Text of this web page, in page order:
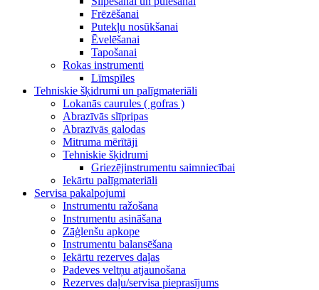
Frēzēšanai
Putekļu nosūkšanai
Ēvelēšanai
Tapošanai
Rokas instrumenti
Līmspīles
Tehniskie šķidrumi un palīgmateriāli
Lokanās caurules ( gofras )
Abrazīvās slīpripas
Abrazīvās galodas
Mitruma mērītāji
Tehniskie šķidrumi
Griezējinstrumentu saimniecībai
Iekārtu palīgmateriāli
Servisa pakalpojumi
Instrumentu ražošana
Instrumentu asināšana
Zāģlenšu apkope
Instrumentu balansēšana
Iekārtu rezerves daļas
Padeves veltņu atjaunošana
Rezerves daļu/servisa pieprasījums